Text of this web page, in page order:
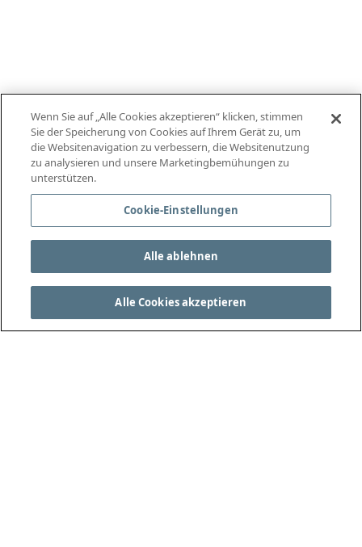
Wenn Sie auf „Alle Cookies akzeptieren“ klicken, stimmen
Sie der Speicherung von Cookies auf Ihrem Gerät zu, um
die Websitenavigation zu verbessern, die Websitenutzung
zu analysieren und unsere Marketingbemühungen zu
unterstützen.
Cookie-Einstellungen
Alle ablehnen
Alle Cookies akzeptieren